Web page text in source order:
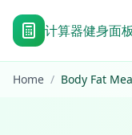
计算器健身面板
Home / Body Fat